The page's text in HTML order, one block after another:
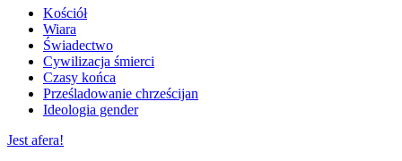
Kościół
Wiara
Świadectwo
Cywilizacja śmierci
Czasy końca
Prześladowanie chrześcijan
Ideologia gender
Jest afera!